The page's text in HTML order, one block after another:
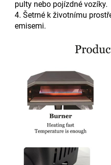
pulty nebo pojízdné vozíky.
4. Šetrné k životnímu
emisemi.